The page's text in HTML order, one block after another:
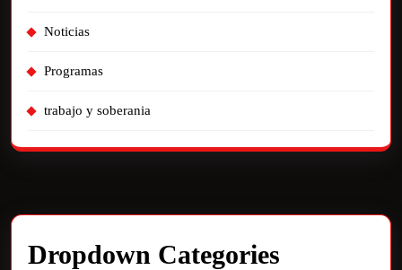
Noticias
Programas
trabajo y soberania
Dropdown Categories